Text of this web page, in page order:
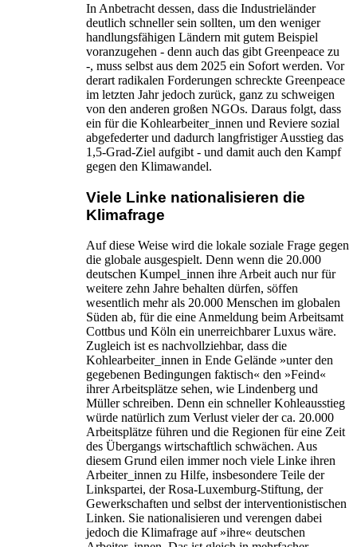
In Anbetracht dessen, dass die Industrieländer
deutlich schneller sein sollten, um den weniger
handlungsfähigen Ländern mit gutem Beispiel
voranzugehen - denn auch das gibt Greenpeace zu
-, muss selbst aus dem 2025 ein Sofort werden. Vor
derart radikalen Forderungen schreckte Greenpeace
im letzten Jahr jedoch zurück, ganz zu schweigen
von den anderen großen NGOs. Daraus folgt, dass
ein für die Kohlearbeiter_innen und Reviere sozial
abgefederter und dadurch langfristiger Ausstieg das
1,5-Grad-Ziel aufgibt - und damit auch den Kampf
gegen den Klimawandel.
Viele Linke nationalisieren die
Klimafrage
Auf diese Weise wird die lokale soziale Frage gegen
die globale ausgespielt. Denn wenn die 20.000
deutschen Kumpel_innen ihre Arbeit auch nur für
weitere zehn Jahre behalten dürfen, söffen
wesentlich mehr als 20.000 Menschen im globalen
Süden ab, für die eine Anmeldung beim Arbeitsamt
Cottbus und Köln ein unerreichbarer Luxus wäre.
Zugleich ist es nachvollziehbar, dass die
Kohlearbeiter_innen in Ende Gelände »unter den
gegebenen Bedingungen faktisch« den »Feind«
ihrer Arbeitsplätze sehen, wie Lindenberg und
Müller schreiben. Denn ein schneller Kohleausstieg
würde natürlich zum Verlust vieler der ca. 20.000
Arbeitsplätze führen und die Regionen für eine Zeit
des Übergangs wirtschaftlich schwächen. Aus
diesem Grund eilen immer noch viele Linke ihren
Arbeiter_innen zu Hilfe, insbesondere Teile der
Linkspartei, der Rosa-Luxemburg-Stiftung, der
Gewerkschaften und selbst der interventionistischen
Linken. Sie nationalisieren und verengen dabei
jedoch die Klimafrage auf »ihre« deutschen